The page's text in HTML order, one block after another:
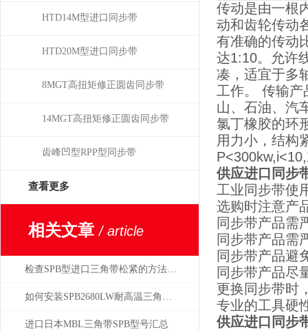
HTD14M型进口同步带
HTD20M型进口同步带
8MGT高扭矩修正圆齿同步带
14MGT高扭矩修正圆齿同步带
齿峰凹型RPP型同步带
查看更多
相关文章/ article
检查SPB型进口三角带松紧的方法有哪两种？
如何安装SPB2680LW耐高温三角带及保养传动装置
进口日本MBL三角带SPB型号汇总
传动是由一根
动和齿轮传动
有准确的传动
达1:10。允许
凑，适宜于多
工作。 传输
山、石油、汽
氯丁橡胶的环
用力小，结构
供应进口同步
工业同步带使
选购时注意产
同步带产品需
同步带产品需
同步带产品避
同步带产品尽
更换同步带时
专业的工具硬
供应进口同步